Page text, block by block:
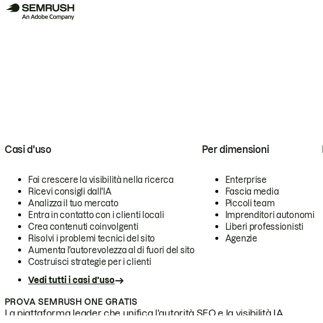
Casi d'uso
Fai crescere la visibilità nella ricerca
Ricevi consigli dall'IA
Analizza il tuo mercato
Entra in contatto con i clienti locali
Crea contenuti coinvolgenti
Risolvi i problemi tecnici del sito
Aumenta l'autorevolezza al di fuori del sito
Costruisci strategie per i clienti
Vedi tutti i casi d'uso
Per dimensioni
Enterprise
Fascia media
Piccoli team
Imprenditori autonomi
Liberi professionisti
Agenzie
PROVA SEMRUSH ONE GRATIS
La piattaforma leader che unifica l'autorità SEO e la visibilità IA.